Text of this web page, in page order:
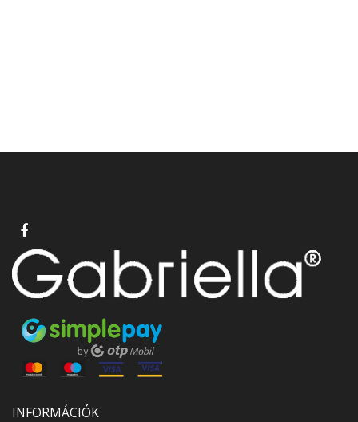
INFORMÁCIÓK